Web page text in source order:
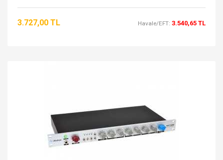
3.727,00 TL Havale/EFT: 3.540,65 TL